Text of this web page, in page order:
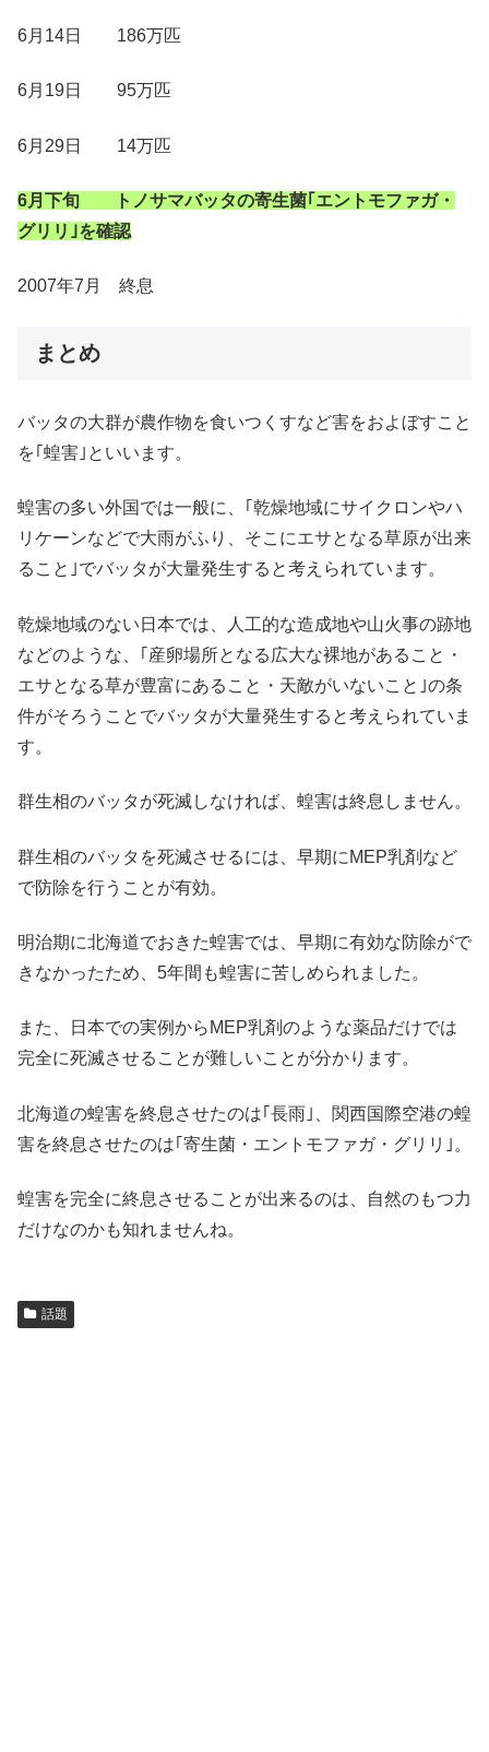
6月14日 186万匹
6月19日 95万匹
6月29日 14万匹
6月下旬 トノサマバッタの寄生菌｢エントモファガ・
グリリ｣を確認
2007年7月 終息
まとめ
バッタの大群が農作物を食いつくすなど害をおよぼすこと
を｢蝗害｣といいます。
蝗害の多い外国では一般に、｢乾燥地域にサイクロンやハ
リケーンなどで大雨がふり、そこにエサとなる草原が出来
ること｣でバッタが大量発生すると考えられています。
乾燥地域のない日本では、人工的な造成地や山火事の跡地
などのような、｢産卵場所となる広大な裸地があること・
エサとなる草が豊富にあること・天敵がいないこと｣の条
件がそろうことでバッタが大量発生すると考えられていま
す。
群生相のバッタが死滅しなければ、蝗害は終息しません。
群生相のバッタを死滅させるには、早期にMEP乳剤など
で防除を行うことが有効。
明治期に北海道でおきた蝗害では、早期に有効な防除がで
きなかったため、5年間も蝗害に苦しめられました。
また、日本での実例からMEP乳剤のような薬品だけでは
完全に死滅させることが難しいことが分かります。
北海道の蝗害を終息させたのは｢長雨｣、関西国際空港の蝗
害を終息させたのは｢寄生菌・エントモファガ・グリリ｣。
蝗害を完全に終息させることが出来るのは、自然のもつ力
だけなのかも知れませんね。
話題